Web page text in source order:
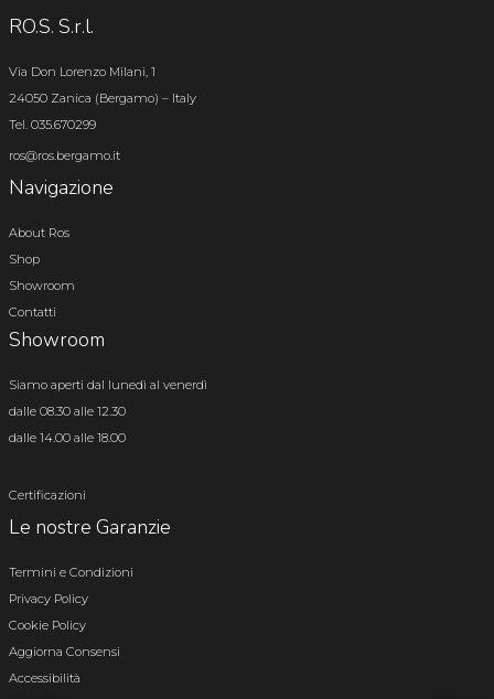
RO.S. S.r.l.
Via Don Lorenzo Milani, 1
24050 Zanica (Bergamo) – Italy
Tel. 035.670299
ros@ros.bergamo.it
Navigazione
About Ros
Shop
Showroom
Contatti
Showroom
Siamo aperti dal lunedì al venerdì
dalle 08.30 alle 12.30
dalle 14.00 alle 18.00
Certificazioni
Le nostre Garanzie
Termini e Condizioni
Privacy Policy
Cookie Policy
Aggiorna Consensi
Accessibilità